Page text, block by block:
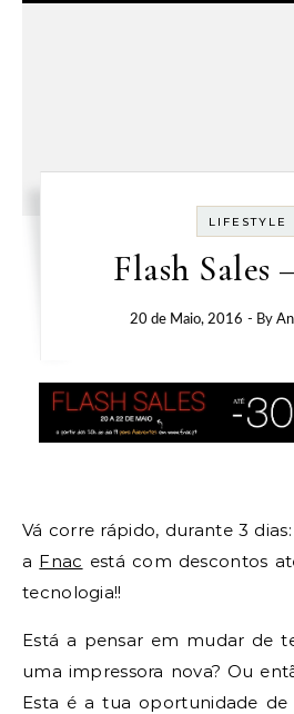
LIFESTYLE
Flash Sales
20 de Maio, 2016 - By
Vá corre rápido, durante 3
a Fnac está com descontos
tecnologia!!
Está a pensar em mudar de
uma impressora nova? Ou
Esta é a tua oportunidade